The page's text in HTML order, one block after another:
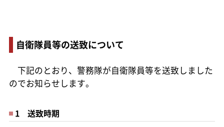
自衛隊員等の送致について
下記のとおり、警務隊が自衛隊員等を送致しました
のでお知らせします。
1 送致時期